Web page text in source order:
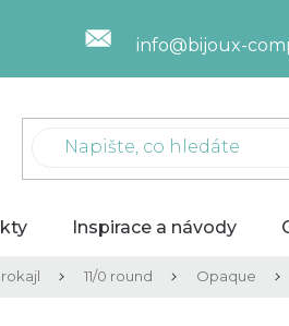
info@bijoux-
Inspirace a návody
11/0 round Opaque